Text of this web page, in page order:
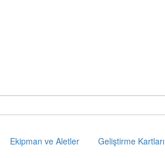
Ekipman ve Aletler Geliştirme Kartları